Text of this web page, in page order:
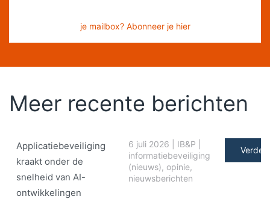
je mailbox? Abonneer je hier
Meer recente berichten
Applicatiebeveiliging
kraakt onder de
snelheid van AI-
ontwikkelingen
6 juli 2026 IB&P
informatiebeveiliging
(nieuws), opinie,
nieuwsberichten
Verder